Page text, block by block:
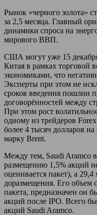
Рынок «черного золота»
за 2,5 месяца. Главный
динамики спроса на
мирового ВВП.
США могут уже 15
Китая в рамках
экономиками, что
Эксперты при этом не
сроков введения пошлин
договорённостей между
При этом рост
одному из трейдеров
более 4 тысяч долларов
марку Brent.
Между тем, Saudi Aramco
размещению 1,5% акций
оценивается пакет), а
доразмещения. Его объем
пакета, предназначен он
акций после IPO. Всего
акций Saudi Aramco.